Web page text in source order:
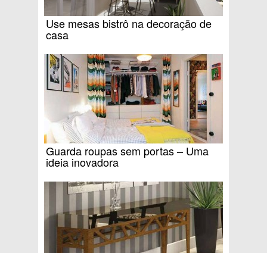
Use mesas bistrô na decoração de
casa
Guarda roupas sem portas – Uma
ideia inovadora